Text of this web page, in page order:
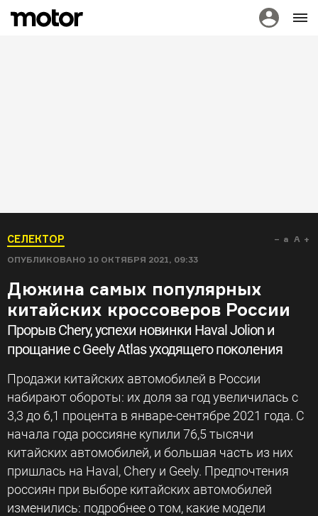
СЕЛЕКТОР
ОПУБЛИКОВАНО 10 ОКТЯБРЯ 2021, 09:33
a A
Дюжина самых популярных
китайских кроссоверов России
Прорыв Chery, успехи новинки Haval Jolion и
прощание с Geely Atlas уходящего поколения
Продажи китайских автомобилей в России
набирают обороты: их доля за год увеличилась с
3,3 до 6,1 процента в январе-сентябре 2021 года. С
начала года россияне купили 76,5 тысячи
китайских автомобилей, и большая часть из них
пришлась на Haval, Chery и Geely. Предпочтения
россиян при выборе китайских автомобилей
изменились: подробнее о том, какие модели